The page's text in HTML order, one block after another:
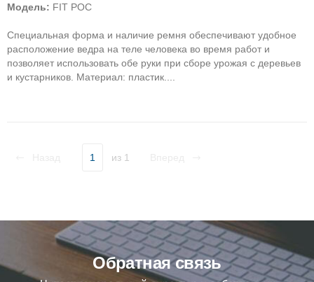
Модель: FIT РОС
Специальная форма и наличие ремня обеспечивают удобное
расположение ведра на теле человека во время работ и
позволяет использовать обе руки при сборе урожая с деревьев
и кустарников. Материал: пластик....
1 из 1
Обратная связь